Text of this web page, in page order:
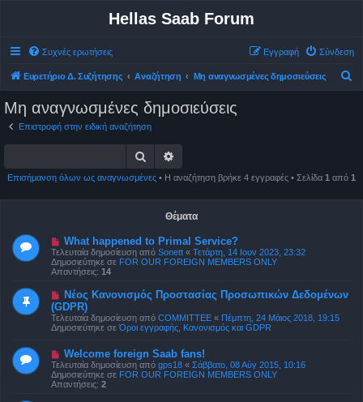
Hellas Saab Forum
Συχνές ερωτήσεις Σύνδεση
Εγγραφή
Ευρετήριο Δ. Συζήτησης Αναζήτηση Μη αναγνωσμένες δημοσιεύσεις
τ
Μη αναγνωσμένες δημοσιεύσεις
Επιστροφή στην ειδική αναζήτηση
Αναζήτηση
Επισήμανση όλων ως αναγνωσμένες • Η αναζήτηση βρήκε 4 εγγραφές • Σελίδα 1 από 1
Θέματα
Ν
έ
α
δ
η
ο
σ
ί
ε
η
What happened to Primal Service?
Τελευταία δημοσίευση από Sonett « Τετάρτη, 14 Ιουν 2023, 23:32
Δημοσιεύτηκε σε FOR OUR FOREIGN MEMBERS ONLY
Απαντήσεις: 14
Ν
έ
α
δ
η
ο
σ
ί
ε
υ
Νέος Κανονισμός Προστασίας Προσωπικών Δεδομένων
(GDPR)
Τελευταία δημοσίευση από COMMITTEE « Πέμπτη, 24 Μάιος 2018, 19:15
Δημοσιεύτηκε σεΌροι εγγραφής, Κανονισμός και GDPR
Ν
έ
α
δ
η
Welcome foreign Saab fans!
Τελευταία δημοσίευση από gps18 « Σάββατο, 08 Αύγ 2015, 10:16
Δημοσιεύτηκε σε FOR OUR FOREIGN MEMBERS ONLY
Απαντήσεις: 2